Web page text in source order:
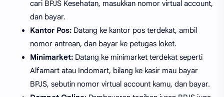
cari BPJS Kesehatan, masukkan nomor virtual account,
dan bayar.
Kantor Pos: Datang ke kantor pos terdekat, ambil
nomor antrean, dan bayar ke petugas loket.
Minimarket: Datang ke minimarket terdekat seperti
Alfamart atau Indomart, bilang ke kasir mau bayar
BPJS, sebutin nomor virtual account kamu, dan bayar.